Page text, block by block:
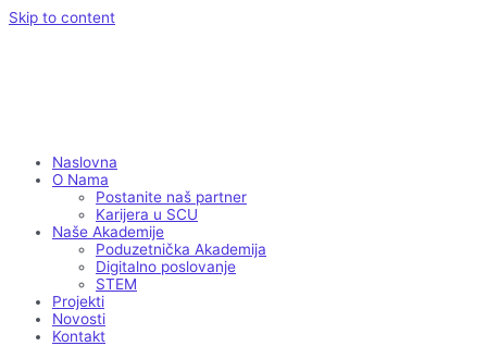
Skip to content
Naslovna
O Nama
Postanite naš partner
Karijera u SCU
Naše Akademije
Poduzetnička Akademija
Digitalno poslovanje
STEM
Projekti
Novosti
Kontakt